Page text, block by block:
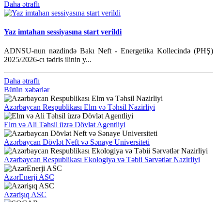
Daha ətraflı
Yaz imtahan sessiyasına start verildi
ADNSU-nun nəzdində Bakı Neft - Energetika Kollecində (PHŞ)
2025/2026-cı tədris ilinin y...
Daha ətraflı
Bütün xəbərlər
Azərbaycan Respublikası Elm və Təhsil Nazirliyi
Elm və Ali Təhsil üzrə Dövlət Agentliyi
Azərbaycan Dövlət Neft və Sənaye Universiteti
Azərbaycan Respublikası Ekologiya və Təbii Sərvətlər Nazirliyi
AzərEnerji ASC
Azərişıq ASC